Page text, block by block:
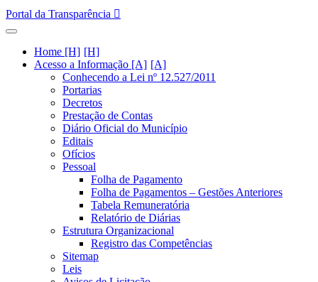
Portal da Transparência
Home [H]
Acesso a Informação [A]
Conhecendo a Lei nº 12.527/2011
Portarias
Decretos
Prestação de Contas
Diário Oficial do Município
Editais
Ofícios
Pessoal
Folha de Pagamento
Folha de Pagamentos – Gestões Anteriores
Tabela Remuneratória
Relatório de Diárias
Estrutura Organizacional
Registro das Competências
Sitemap
Leis